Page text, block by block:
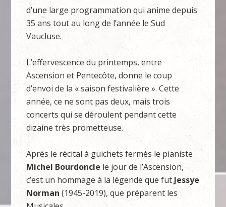
d’une large programmation qui anime depuis
35 ans tout au long de l’année le Sud
Vaucluse.
L’effervescence du printemps, entre
Ascension et Pentecôte, donne le coup
d’envoi de la « saison festivalière ». Cette
année, ce ne sont pas deux, mais trois
concerts qui se déroulent pendant cette
dizaine très prometteuse.
Après le récital à guichets fermés le pianiste
Michel Bourdoncle le jour de l’Ascension,
c’est un hommage à la légende que fut Jessye
Norman (1945-2019), que préparent les